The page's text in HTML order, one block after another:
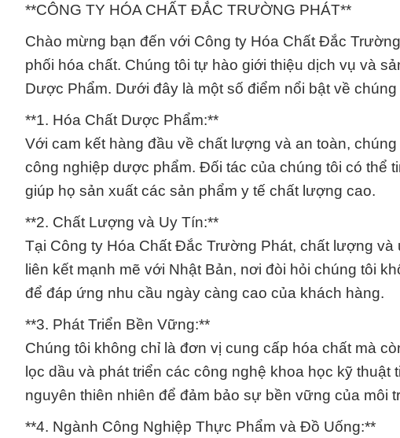
**CÔNG TY HÓA CHẤT ĐẮC TRƯỜNG PHÁT**
Chào mừng bạn đến với Công ty Hóa Chất Đắc
phối hóa chất. Chúng tôi tự hào giới thiệu dịch vụ và
Dược Phẩm. Dưới đây là một số điểm nổi bật về chúng
**1. Hóa Chất Dược Phẩm:**
Với cam kết hàng đầu về chất lượng và an toàn,
công nghiệp dược phẩm. Đối tác của chúng tôi có thể
giúp họ sản xuất các sản phẩm y tế chất lượng cao.
**2. Chất Lượng và Uy Tín:**
Tại Công ty Hóa Chất Đắc Trường Phát, chất lượng
liên kết mạnh mẽ với Nhật Bản, nơi đòi hỏi chúng tôi
để đáp ứng nhu cầu ngày càng cao của khách hàng.
**3. Phát Triển Bền Vững:**
Chúng tôi không chỉ là đơn vị cung cấp hóa chất mà
lọc dầu và phát triển các công nghệ khoa học kỹ
nguyên thiên nhiên để đảm bảo sự bền vững của môi
**4. Ngành Công Nghiệp Thực Phẩm và Đồ Uống:**